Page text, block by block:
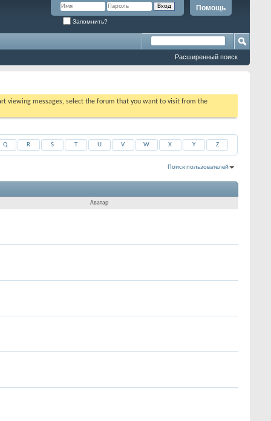
Помощь
Запомнить?
Расширенный поиск
viewing messages, select the forum that you want to visit from the
Q R S T U V W X Y Z
Поиск пользователей
Аватар